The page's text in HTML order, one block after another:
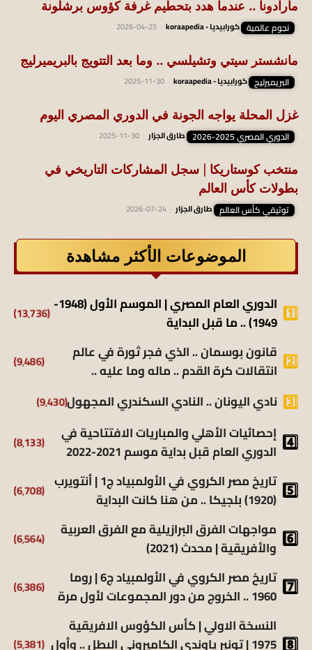
مارادونا .. عندما هدد بتحطيم غرفة كؤوس برشلونة
نجوم عالمية كورابيديا - koraapedia 2026-04-25
مانشستر سيتي وتشيلسي .. وما بعد التتويج بالبريميرليج
البريميرليج كورابيديا - koraapedia 2025-11-30
غزل المحلة يواجه الجونة في الدوري المصري اليوم
الدوري المصري 2025-2026 طارق الجزار 2025-11-30
منتخب كوستاريكا | سجل المشاركات التاريخي في
بطولات كأس العالم
توثيقي كأس العالم طارق الجزار 2026-07-24
الموضوعات الأكثر مشاهدة
الدوري العام المصري | الموسم الأول (1948-
1949) .. ما قبل البداية
(13٬736)
قانون بوسمان .. الذي فجر ثورة في عالم
انتقالات كرة القدم .. ماله وما عليه ..
(9٬486)
نادي اليونان .. النادي السكندري المجهول(9٬430)
إحصائيات الأهلي والمباريات الافتتاحية في
الدوري العام قبل بداية موسم 2021-2022
(8٬133)
تاريخ مصر الكروي في الأولمبياد ج1 | أنتويرب
(1920) بلجيكا .. من هنا كانت البداية
(6٬708)
مواجهات الفرق البرازيلية مع الفرق العربية
والأفريقية | محدث (2021)
(6٬564)
تاريخ مصر الكروي في الأولمبياد ج6 | روما
1960 .. الخروج من دور المجموعات لأول مرة
(6٬386)
النسخة الاولي | كأس الكؤوس الافريقية
1975 | تونير ياوندي الكاميروني البطل .. وأول (5٬381)